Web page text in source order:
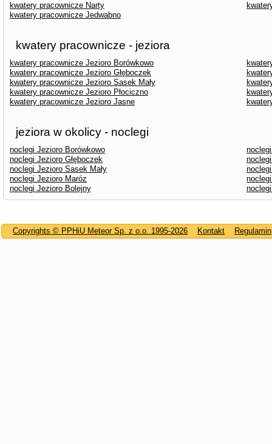
kwatery pracownicze Narty
kwatery pracownicze Jedwabno
kwatery pracownicze - jeziora
kwatery pracownicze Jezioro Borówkowo
kwatery pracownicze Jezioro Głęboczek
kwatery pracownicze Jezioro Sasek Mały
kwatery pracownicze Jezioro Płociczno
kwatery pracownicze Jezioro Jasne
jeziora w okolicy - noclegi
noclegi Jezioro Borówkowo
noclegi Jezioro Głęboczek
noclegi Jezioro Sasek Mały
noclegi Jezioro Maróz
noclegi Jezioro Bolejny
Copyrights © PPHiU Meteor Sp. z o.o. 1995-2026 Kontakt Regulamin